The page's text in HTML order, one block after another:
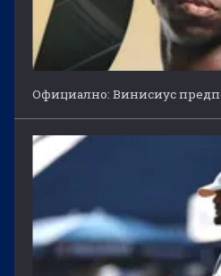
Официално: Винисиус